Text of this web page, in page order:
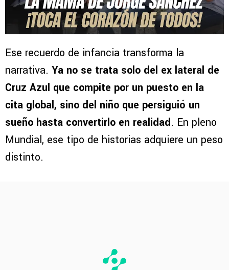
Ese recuerdo de infancia transforma la
narrativa. Ya no se trata solo del ex lateral de
Cruz Azul que compite por un puesto en la
cita global, sino del niño que persiguió un
sueño hasta convertirlo en realidad. En pleno
Mundial, ese tipo de historias adquiere un peso
distinto.